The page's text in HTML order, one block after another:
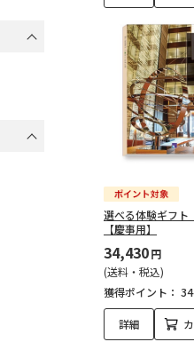
選べる体験ギフ
【慶事用】
34,430円
(送料・税込)
獲得ポイント：
詳細